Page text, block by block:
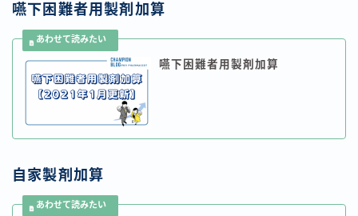
嚥下困難者用製剤加算
嚥下困難者用製剤加算
自家製剤加算